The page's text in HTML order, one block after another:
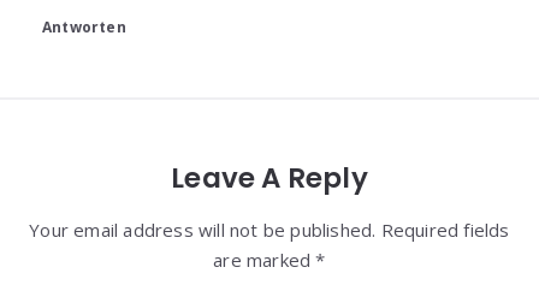
Antworten
Leave A Reply
Your email address will not be published. Required fields
are marked *